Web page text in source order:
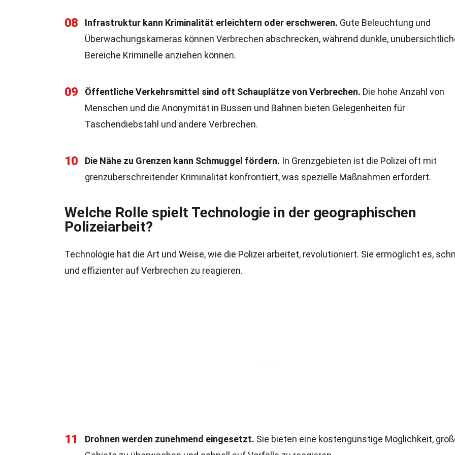
08 Infrastruktur kann Kriminalität erleichtern oder erschweren. Gute Beleuchtung und
Überwachungskameras können Verbrechen abschrecken, während dunkle,
Bereiche Kriminelle anziehen können.
09 Öffentliche Verkehrsmittel sind oft Schauplätze von Verbrechen. Die hohe Anzahl von
Menschen und die Anonymität in Bussen und Bahnen bieten Gelegenheiten für
Taschendiebstahl und andere Verbrechen.
10 Die Nähe zu Grenzen kann Schmuggel fördern. In Grenzgebieten ist die Polizei oft mit
grenzüberschreitender Kriminalität konfrontiert, was spezielle Maßnahmen erfordert.
Welche Rolle spielt Technologie in der geographischen
Polizeiarbeit?
Technologie hat die Art und Weise, wie die Polizei arbeitet, revolutioniert. Sie ermöglicht es,
und effizienter auf Verbrechen zu reagieren.
11 Drohnen werden zunehmend eingesetzt. Sie bieten eine kostengünstige Möglichkeit,